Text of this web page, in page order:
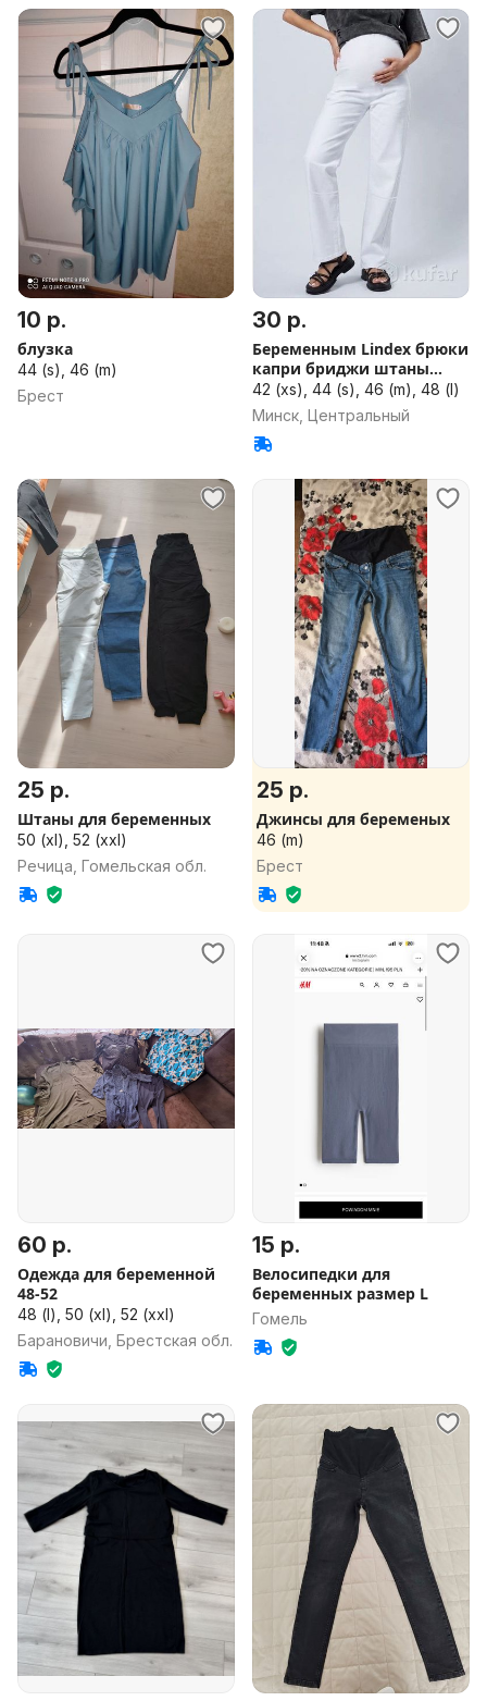
10 р.
блузка
44 (s), 46 (m)
Брест
30 р.
Беременным Lindex брюки
капри бриджи штаны
джинсы
42 (xs), 44 (s), 46 (m), 48 (l)
Минск, Центральный
25 р.
Штаны для беременных
50 (xl), 52 (xxl)
Речица, Гомельская обл.
25 р.
Джинсы для беременых
46 (m)
Брест
60 р.
Одежда для беременной
48-52
48 (l), 50 (xl), 52 (xxl)
Барановичи, Брестская обл.
15 р.
Велосипедки для
беременных размер L
Гомель